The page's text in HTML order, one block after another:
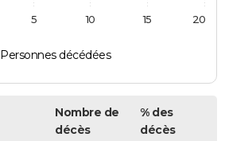
Personnes décédées
5 10 15 20
Nombre de
décès
% des
décès